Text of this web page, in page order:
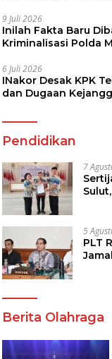
9 Juli 2026
Inilah Fakta Baru
Kriminalisasi Polda
6 Juli 2026
INakor Desak KPK
dan Dugaan
Pendidikan
7
5
PLT
Berita Olahraga